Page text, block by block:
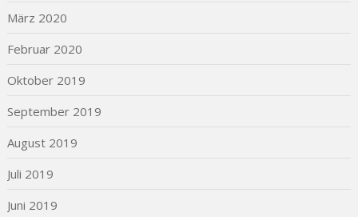
März 2020
Februar 2020
Oktober 2019
September 2019
August 2019
Juli 2019
Juni 2019